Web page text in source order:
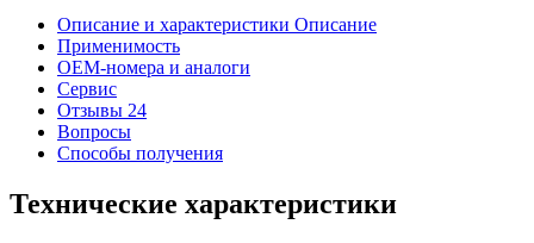
Описание и характеристики Описание
Применимость
OEM-номера и аналоги
Сервис
Отзывы 24
Вопросы
Способы получения
Технические характеристики